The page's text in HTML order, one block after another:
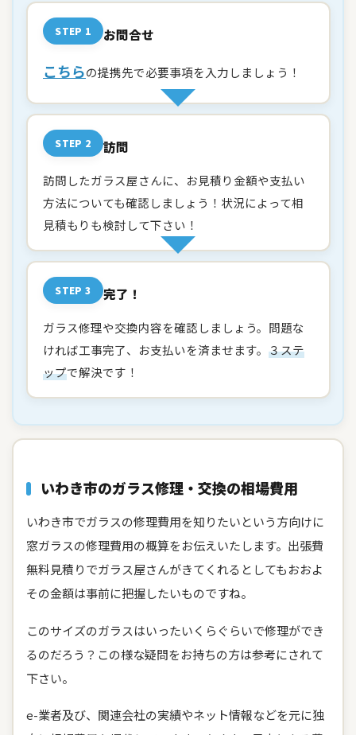
STEP 1 お問合せ
こちらの提携先で必要事項を入力しましょう！
STEP 2 訪問
訪問したガラス屋さんに、お見積り金額や支払い
方法についても確認しましょう！状況によって相
見積もりも検討して下さい！
STEP 3 完了！
ガラス修理や交換内容を確認しましょう。問題な
ければ工事完了、お支払いを済ませます。 ３ステ
ップで解決です！
いわき市のガラス修理・交換の相場費用
いわき市でガラスの修理費用を知りたいという方向けに
窓ガラスの修理費用の概算をお伝えいたします。出張費
無料見積りでガラス屋さんがきてくれるとしてもおおよ
その金額は事前に把握したいものですね。
このサイズのガラスはいったいくらぐらいで修理ができ
るのだろう？この様な疑問をお持ちの方は参考にされて
下さい。
e-業者及び、関連会社の実績やネット情報などを元に独